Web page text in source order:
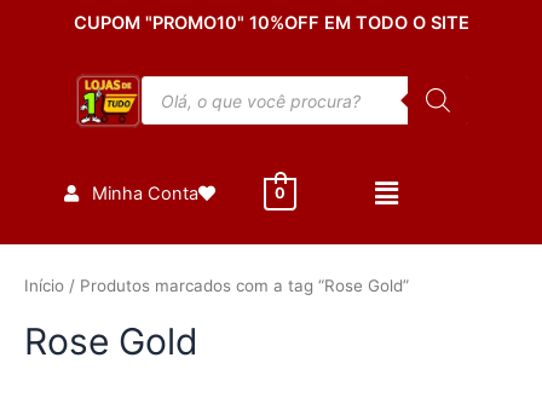
CUPOM "PROMO10" 10%OFF EM TODO O SITE
Pesquisar
produtos
Minha Conta 0
Início / Produtos marcados com a tag “Rose Gold”
Rose Gold
por